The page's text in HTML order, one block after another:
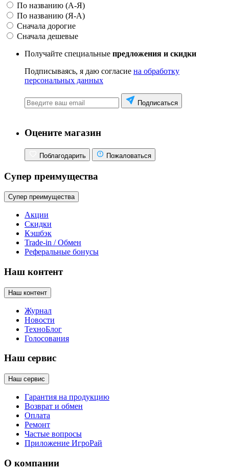
По названию (А-Я)
По названию (Я-А)
Сначала дорогие
Сначала дешевые
Получайте специальные предложения и скидки
Подписываясь, я даю согласие на обработку
персональных данных
Подписаться
Оцените магазин
Поблагодарить Пожаловаться
Супер преимущества
Супер преимущества
Акции
Скидки
Кэшбэк
Trade-in / Обмен
Реферальные бонусы
Наш контент
Наш контент
Журнал
Новости
ТехноБлог
Голосования
Наш сервис
Наш сервис
Гарантия на продукцию
Возврат и обмен
Оплата
Ремонт
Частые вопросы
Приложение ИгроРай
О компании